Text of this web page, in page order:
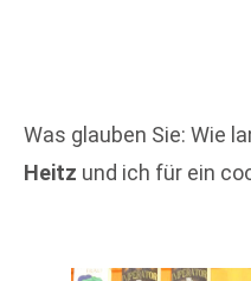
Was glauben Sie: Wie
Heitz und ich für ein